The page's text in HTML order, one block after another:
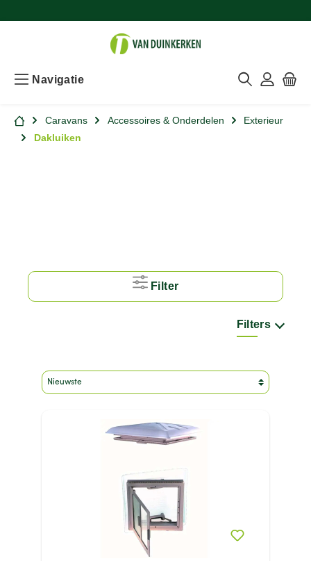
Navigatie
Caravans Accessoires & Onderdelen
Exterieur
Dakluiken
Filter
Filters
Maat Materiaal
Max dakdikte (mm)
Min dakdikte (mm)
Prijs